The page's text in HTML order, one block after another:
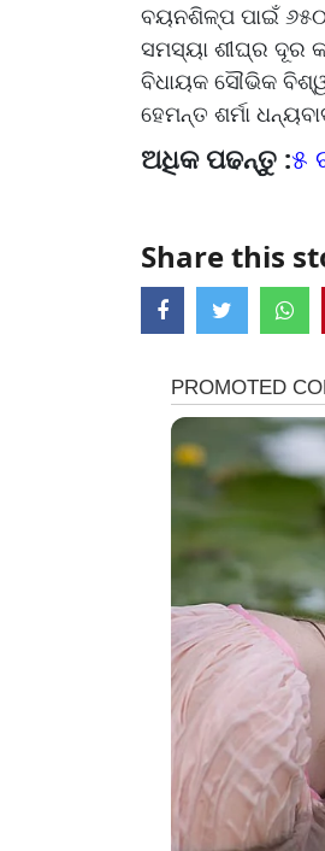
ବୟନଶିଳ୍ପ ପାଇଁ
ସମସ୍ୟା ଶୀଘ୍ର ଦୂର
ବିଧାୟକ ସୌଭିକ
ହେମନ୍ତ ଶର୍ମା
ଅଧିକ ପଢନ୍ତୁ :୫
Share this